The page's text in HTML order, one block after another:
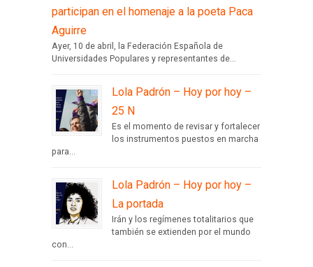
participan en el homenaje a la poeta Paca
Aguirre
Ayer, 10 de abril, la Federación Española de
Universidades Populares y representantes de...
Lola Padrón – Hoy por hoy –
25 N
Es el momento de revisar y fortalecer
los instrumentos puestos en marcha
para...
Lola Padrón – Hoy por hoy –
La portada
Irán y los regímenes totalitarios que
también se extienden por el mundo
con...